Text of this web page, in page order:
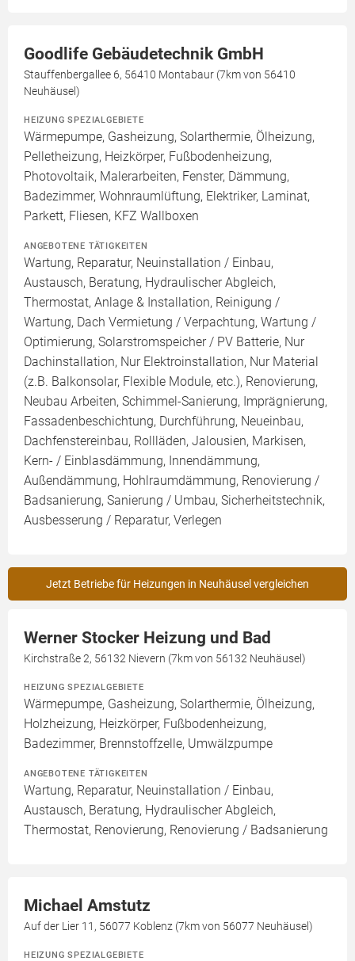
Goodlife Gebäudetechnik GmbH
Stauffenbergallee 6, 56410 Montabaur (7km von 56410
Neuhäusel)
HEIZUNG SPEZIALGEBIETE
Wärmepumpe, Gasheizung, Solarthermie, Ölheizung,
Pelletheizung, Heizkörper, Fußbodenheizung,
Photovoltaik, Malerarbeiten, Fenster, Dämmung,
Badezimmer, Wohnraumlüftung, Elektriker, Laminat,
Parkett, Fliesen, KFZ Wallboxen
ANGEBOTENE TÄTIGKEITEN
Wartung, Reparatur, Neuinstallation / Einbau,
Austausch, Beratung, Hydraulischer Abgleich,
Thermostat, Anlage & Installation, Reinigung /
Wartung, Dach Vermietung / Verpachtung, Wartung /
Optimierung, Solarstromspeicher / PV Batterie, Nur
Dachinstallation, Nur Elektroinstallation, Nur Material
(z.B. Balkonsolar, Flexible Module, etc.), Renovierung,
Neubau Arbeiten, Schimmel-Sanierung, Imprägnierung,
Fassadenbeschichtung, Durchführung, Neueinbau,
Dachfenstereinbau, Rollläden, Jalousien, Markisen,
Kern- / Einblasdämmung, Innendämmung,
Außendämmung, Hohlraumdämmung, Renovierung /
Badsanierung, Sanierung / Umbau, Sicherheitstechnik,
Ausbesserung / Reparatur, Verlegen
Jetzt Betriebe für Heizungen in Neuhäusel vergleichen
Werner Stocker Heizung und Bad
Kirchstraße 2, 56132 Nievern (7km von 56132 Neuhäusel)
HEIZUNG SPEZIALGEBIETE
Wärmepumpe, Gasheizung, Solarthermie, Ölheizung,
Holzheizung, Heizkörper, Fußbodenheizung,
Badezimmer, Brennstoffzelle, Umwälzpumpe
ANGEBOTENE TÄTIGKEITEN
Wartung, Reparatur, Neuinstallation / Einbau,
Austausch, Beratung, Hydraulischer Abgleich,
Thermostat, Renovierung, Renovierung / Badsanierung
Michael Amstutz
Auf der Lier 11, 56077 Koblenz (7km von 56077 Neuhäusel)
HEIZUNG SPEZIALGEBIETE